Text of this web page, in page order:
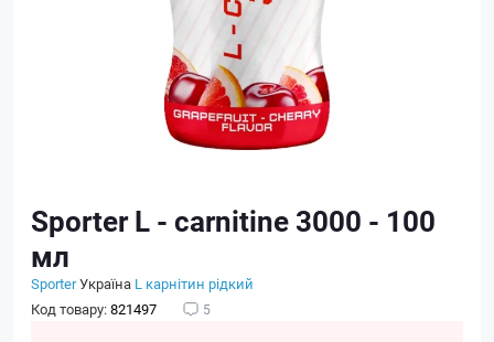
Sporter L - carnitine 3000 - 100
мл
SporterУкраїна L карнітин рідкий
Код товару:821497 5